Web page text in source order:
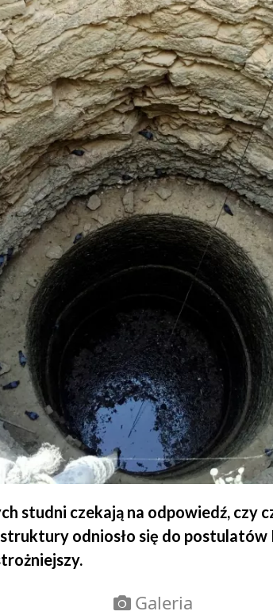
studni czekają na odpowiedź, czy
odniosło się do postulatów
Galeria